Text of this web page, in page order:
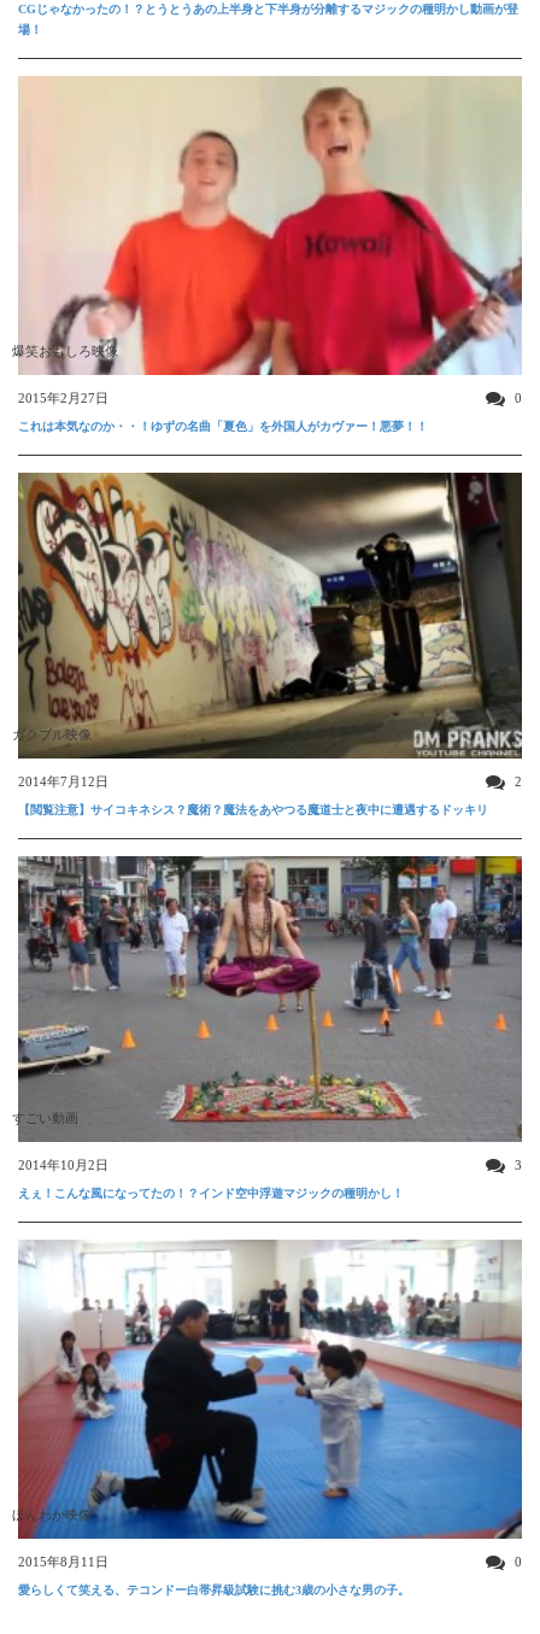
CGじゃなかったの！？とうとうあの上半身と下半身が分離するマジックの種明かし動画が登
場！
爆笑おもしろ映像
2015年2月27日 0
これは本気なのか・・！ゆずの名曲「夏色」を外国人がカヴァー！悪夢！！
ガクブル映像
2014年7月12日 2
【閲覧注意】サイコキネシス？魔術？魔法をあやつる魔道士と夜中に遭遇するドッキリ
すごい動画
2014年10月2日 3
えぇ！こんな風になってたの！？インド空中浮遊マジックの種明かし！
ほんわか映像
2015年8月11日 0
愛らしくて笑える、テコンドー白帯昇級試験に挑む3歳の小さな男の子。